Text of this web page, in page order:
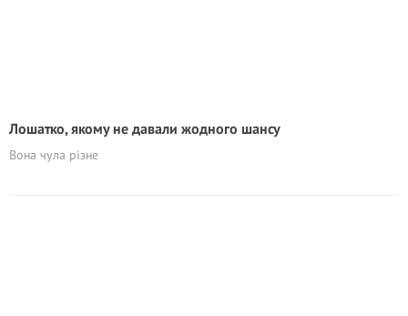
Лошатко, якому не давали жодного шансу
Вона чула різне